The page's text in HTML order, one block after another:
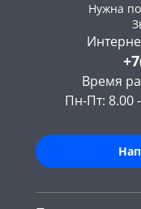
Нужна
Время
Пн-Пт: 8.00